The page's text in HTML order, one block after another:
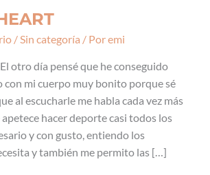
/Sin categoría / Poremi
otro día pensé que he conseguido
con mi cuerpo muy bonito porque sé
al escucharle me habla cada vez más
hacer deporte casi todos los
y con gusto, entiendo los
y también me permito las […]